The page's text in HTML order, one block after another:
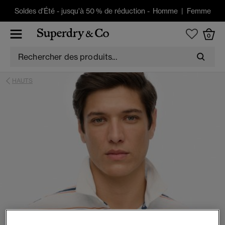
Soldes d'Été -jusqu'à 50 % de réduction - Homme| Femme
0
HAUTS